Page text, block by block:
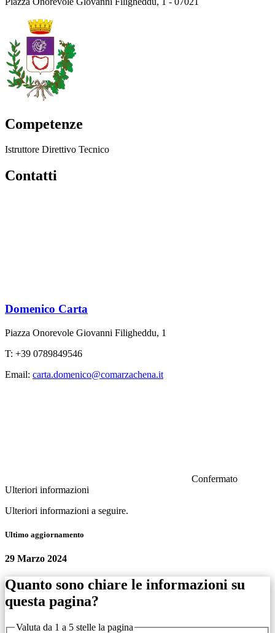
Competenze
Istruttore Direttivo Tecnico
Contatti
Domenico Carta
Piazza Onorevole Giovanni Filigheddu, 1
T: +39 0789849546
Email: carta.domenico@comarzachena.it
Confermato
Ulteriori informazioni
Ulteriori informazioni a seguire.
Ultimo aggiornamento
29 Marzo 2024
Quanto sono chiare le informazioni su
questa pagina?
Valuta da 1 a 5 stelle la pagina